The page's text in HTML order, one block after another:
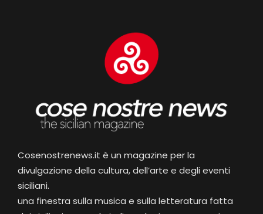
Cosenostrenews.it è un magazine per la
divulgazione della cultura, dell’arte e degli eventi
siciliani.
una finestra sulla musica e sulla letteratura fatta